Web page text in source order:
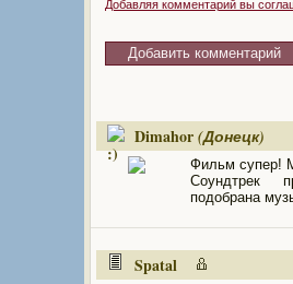
Добавляя комментарий вы
Dimahor (Донецк)
Фильм супер!
Соундтрек
подобрана
Spatal